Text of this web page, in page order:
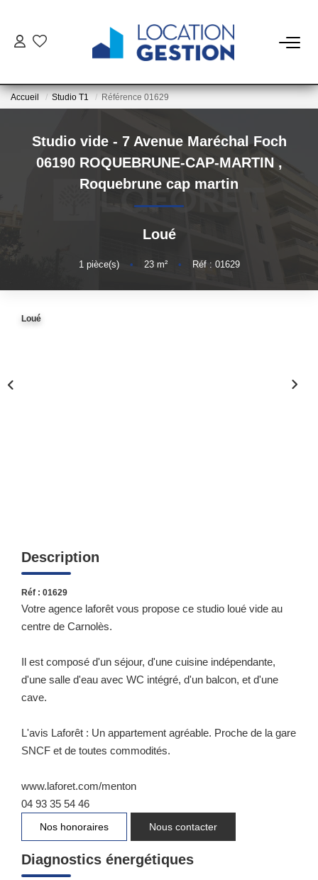
La Gestion Du Bien
La Gestion Du Locataire
ESTIMER
Accueil Studio T1 Référence 01629
Studio vide - 7 Avenue Maréchal Foch
06190 ROQUEBRUNE-CAP-MARTIN ,
Roquebrune cap martin
Loué
1 pièce(s) • 23m² • Réf : 01629
Loué
Description
Réf : 01629
Votre agence laforêt vous propose ce studio loué vide au
centre de Carnolès.
Il est composé d'un séjour, d'une cuisine indépendante,
d'une salle d'eau avec WC intégré, d'un balcon, et d'une
cave.
L'avis Laforêt : Un appartement agréable. Proche de la gare
SNCF et de toutes commodités.
www.laforet.com/menton
04 93 35 54 46
Nos honoraires Nous contacter
Diagnostics énergétiques